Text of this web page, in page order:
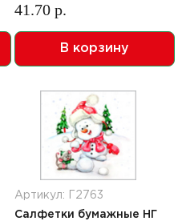
41.70 р.
В корзину
Артикул: Г2763
Салфетки бумажные НГ